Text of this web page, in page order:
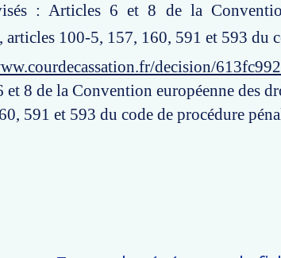
: Articles 6 et 8 de la
articles 100-5, 157, 160, 591 et 593 du
decision/
et 8 de la Convention européenne des
591 et 593 du code de procédure